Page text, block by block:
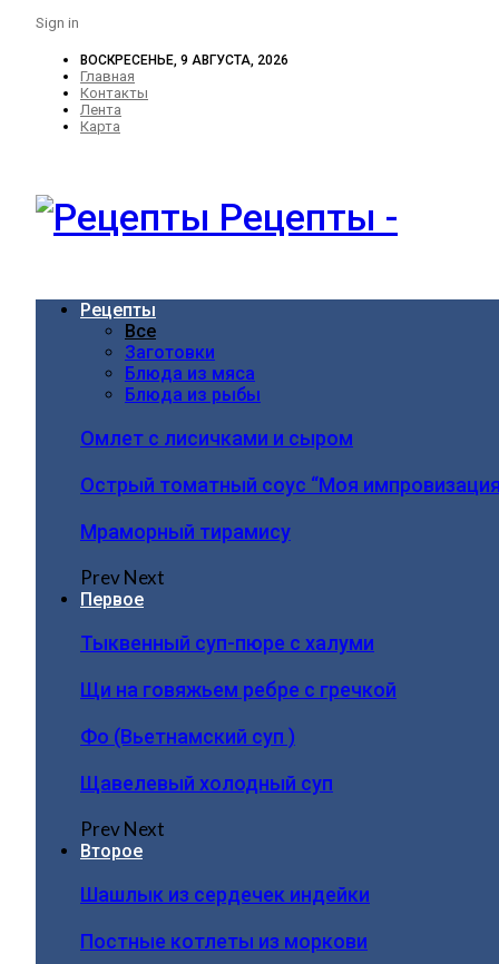
Sign in
ВОСКРЕСЕНЬЕ, 9 АВГУСТА, 2026
Главная
Контакты
Лента
Карта
Рецепты -
Рецепты
Все
Заготовки
Блюда из мяса
Блюда из рыбы
Омлет с лисичками и сыром
Острый томатный соус “Моя
Мраморный тирамису
PrevNext
Первое
Тыквенный суп-пюре с халуми
Щи на говяжьем ребре с гречкой
Фо (Вьетнамский суп )
Щавелевый холодный суп
PrevNext
Второе
Шашлык из сердечек индейки
Постные котлеты из моркови